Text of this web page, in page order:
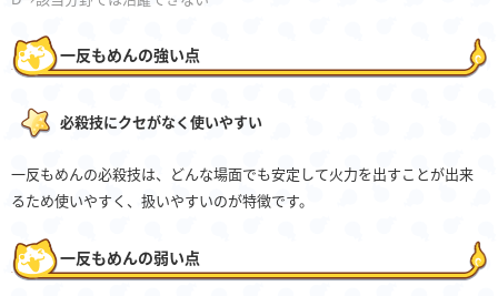
一反もめんの強い点
必殺技にクセがなく使いやすい
一反もめんの必殺技は、どんな場面でも安定して火力を出すことが出来
るため使いやすく、扱いやすいのが特徴です。
一反もめんの弱い点